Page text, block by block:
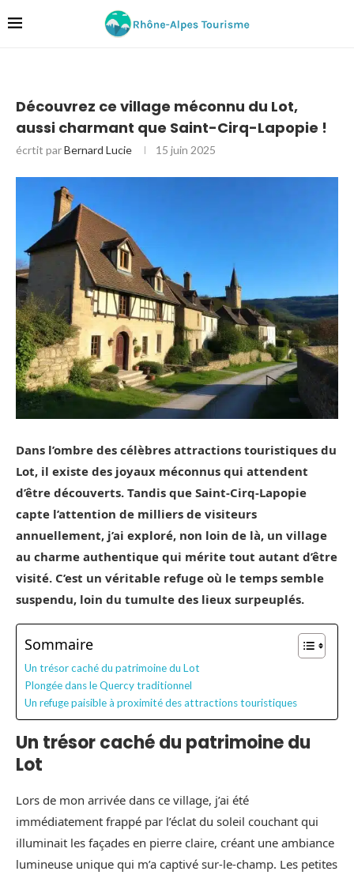
Découvrez ce village méconnu du Lot,
aussi charmant que Saint-Cirq-Lapopie !
écrtit parBernard Lucie 15 juin 2025
Dans l’ombre des célèbres attractions touristiques du
Lot, il existe des joyaux méconnus qui attendent
d’être découverts. Tandis que Saint-Cirq-Lapopie
capte l’attention de milliers de visiteurs
annuellement, j’ai exploré, non loin de là, un village
au charme authentique qui mérite tout autant d’être
visité. C’est un véritable refuge où le temps semble
suspendu, loin du tumulte des lieux surpeuplés.
Sommaire
Un trésor caché du patrimoine du Lot
Plongée dans le Quercy traditionnel
Un refuge paisible à proximité des attractions touristiques
Un trésor caché du patrimoine du
Lot
Lors de mon arrivée dans ce village, j’ai été
immédiatement frappé par l’éclat du soleil couchant qui
illuminait les façades en pierre claire, créant une ambiance
lumineuse unique qui m’a captivé sur-le-champ. Les petites